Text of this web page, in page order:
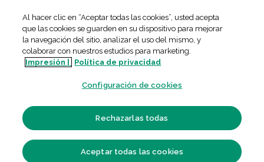
content
EXPOSICIONES
Eduardo Nave
21
Al hacer clic en “Aceptar todas las cookies”, usted acepta
que las cookies se guarden en su dispositivo para mejorar
la navegación del sitio, analizar el uso del mismo, y
colaborar con nuestros estudios para marketing.
Impresión |
Política de privacidad
Configuración de cookies
Rechazarlas todas
Aceptar todas las cookies